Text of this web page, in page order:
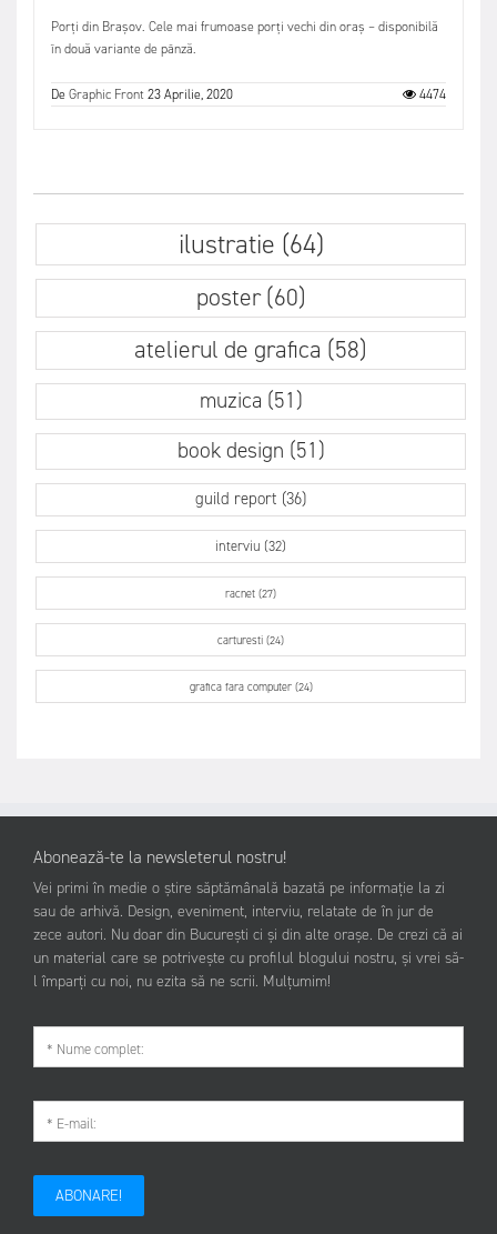
Porți din Brașov. Cele mai frumoase porți vechi din oraș – disponibilă
în două variante de pânză.
DeGraphic Front23 Aprilie, 2020 4474
ilustratie (64)
poster (60)
atelierul de grafica (58)
muzica (51)
book design (51)
guild report (36)
interviu (32)
racnet (27)
carturesti (24)
grafica fara computer (24)
Abonează-te la newsleterul nostru!
Vei primi în medie o știre săptămânală bazată pe informație la zi
sau de arhivă. Design, eveniment, interviu, relatate de în jur de
zece autori. Nu doar din București ci și din alte orașe. De crezi că ai
un material care se potrivește cu profilul blogului nostru, și vrei să-
l împarți cu noi, nu ezita să ne scrii. Mulțumim!
ABONARE!